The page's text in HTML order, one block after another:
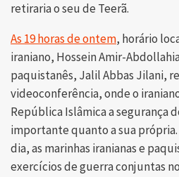
retiraria o seu de Teerã.
As 19 horas de ontem, horário
iraniano, Hossein Amir-
paquistanês, Jalil Abbas Jilani,
videoconferência, onde o
República Islâmica a segurança
importante quanto a sua própria.
dia, as marinhas iranianas e
exercícios de guerra conjuntas